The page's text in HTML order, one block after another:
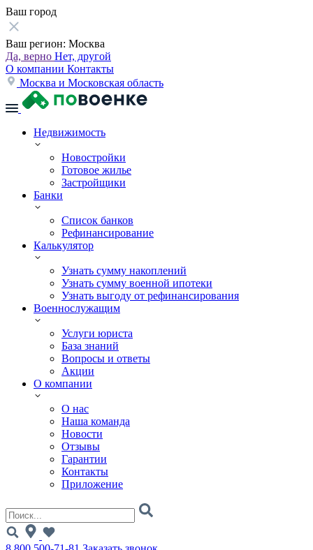
Ваш город
Ваш регион: Москва
Да, верно Нет, другой
О компании Контакты
Москва и Московская область
Недвижимость
Новостройки
Готовое жилье
Застройщики
Банки
Список банков
Рефинансирование
Калькулятор
Узнать сумму накоплений
Узнать сумму военной ипотеки
Узнать выгоду от рефинансирования
Военнослужащим
Услуги юриста
База знаний
Вопросы и ответы
Акции
О компании
О нас
Наша команда
Новости
Отзывы
Гарантии
Контакты
Приложение